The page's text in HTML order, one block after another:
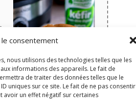
consentement
nous utilisons des technologies telles que les
informations des appareils. Le fait de
de traiter des données telles que le
uniques sur ce site. Le fait de ne pas consentir
un effet négatif sur certaines